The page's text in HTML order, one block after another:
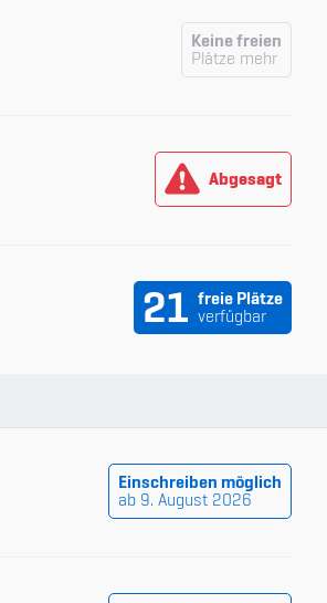
Keine freien
Plätze mehr
Abgesagt
21 freie Plätze
verfügbar
Einschreiben möglich
ab 9. August 2026